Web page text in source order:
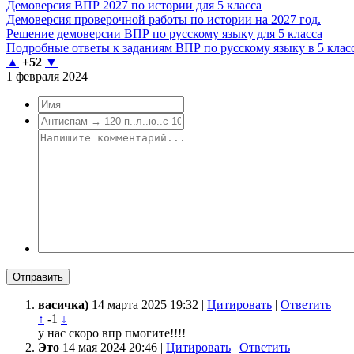
Демоверсия ВПР 2027 по истории для 5 класса
Демоверсия проверочной работы по истории на 2027 год.
Решение демоверсии ВПР по русскому языку для 5 класса
Подробные ответы к заданиям ВПР по русскому языку в 5
▲ +52 ▼
1 февраля 2024
Отправить
васичка) 14 марта 2025 19:32 | Цитировать | Ответить
↑ -1 ↓
у нас скоро впр пмогите!!!!
Это 14 мая 2024 20:46 | Цитировать | Ответить